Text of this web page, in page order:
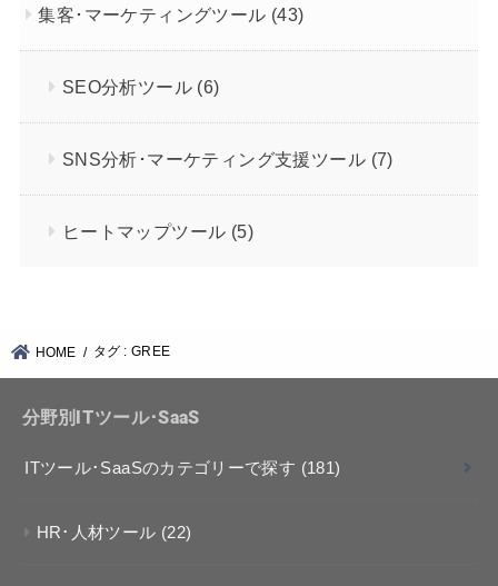
集客･マーケティングツール (43)
SEO分析ツール (6)
SNS分析･マーケティング支援ツール (7)
ヒートマップツール (5)
HOME タグ : GREE
分野別ITツール･SaaS
ITツール･SaaSのカテゴリーで探す (181)
HR･人材ツール (22)